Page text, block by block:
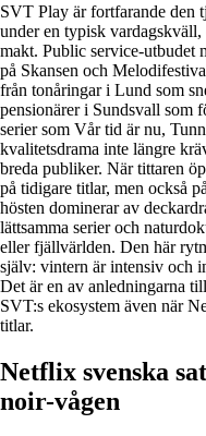
SVT Play är fortfarande den
under en typisk
makt. Public service-utbudet
på Skansen och
från tonåringar i Lund som
pensionärer i Sundsvall som
serier som Vår tid är nu,
kvalitetsdrama inte längre
breda publiker. När tittaren
på tidigare titlar, men också
hösten dominerar av
lättsamma serier och
eller fjällvärlden. Den här
själv: vintern är intensiv och
Det är en av anledningarna
SVT:s ekosystem även när
titlar.
Netflix svenska
noir-vågen